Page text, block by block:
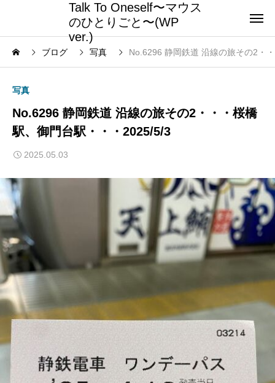
Talk To Oneself〜マウス
のひとりごと〜(WP
ver.)
ブログ 写真 No.6296 静岡鉄道 沿線の旅その2・
写真
No.6296 静岡鉄道 沿線の旅その2・・・桜橋
駅、御門台駅・・・2025/5/3
2025.05.03